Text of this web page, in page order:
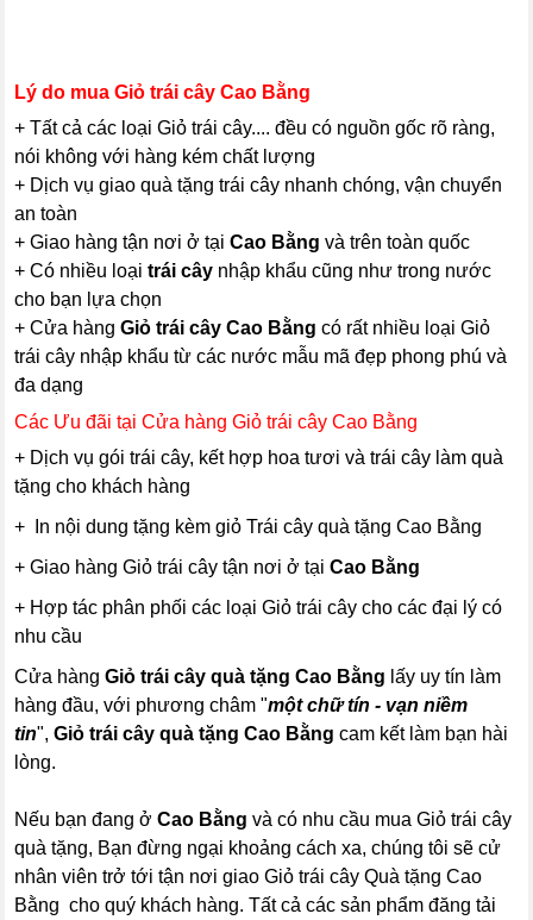
Lý do mua Giỏ trái cây Cao Bằng
+ Tất cả các loại Giỏ trái cây.... đều có nguồn gốc rõ ràng,
nói không với hàng kém chất lượng
+ Dịch vụ giao quà tặng trái cây nhanh chóng, vận chuyển
an toàn
+ Giao hàng tận nơi ở tạiCao Bằng và trên toàn quốc
+ Có nhiều loạitrái cây nhập khẩu cũng như trong nước
cho bạn lựa chọn
+ Cửa hàngGiỏ trái cây Cao Bằng có rất nhiều loại Giỏ
trái cây nhập khẩu từ các nước mẫu mã đẹp phong phú và
đa dạng
Các Ưu đãi tại Cửa hàng Giỏ trái cây Cao Bằng
+ Dịch vụ gói trái cây, kết hợp hoa tươi và trái cây làm quà
tặng cho khách hàng
+ In nội dung tặng kèm giỏ Trái cây quà tặng Cao Bằng
+ Giao hàng Giỏ trái cây tận nơi ở tạiCao Bằng
+ Hợp tác phân phối các loại Giỏ trái cây cho các đại lý có
nhu cầu
Cửa hàngGiỏ trái cây quà tặng Cao Bằng lấy uy tín làm
hàng đầu, với phương châm "một chữ tín - vạn niềm
tin",Giỏ trái câyquà tặngCao Bằng cam kết làm bạn hài
lòng.
Nếu bạn đang ởCao Bằng và có nhu cầu mua Giỏ trái cây
quà tặng, Bạn đừng ngại khoảng cách xa, chúng tôi sẽ cử
nhân viên trở tới tận nơi giao Giỏ trái cây Quà tặng Cao
Bằng cho quý khách hàng. Tất cả các sản phẩm đăng tải